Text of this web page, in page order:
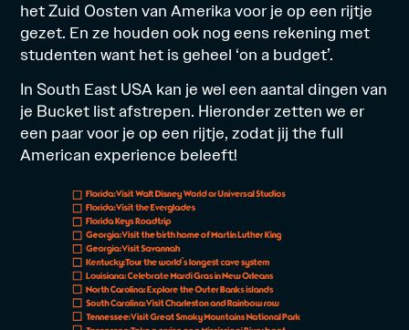
het Zuid Oosten van Amerika voor je op een rijtje
gezet. En ze houden ook nog eens rekening met
studenten want het is geheel ‘on a budget’.
In South East USA kan je wel een aantal dingen van
je Bucket list afstrepen. Hieronder zetten we er
een paar voor je op een rijtje, zodat jij the full
American experience beleeft!